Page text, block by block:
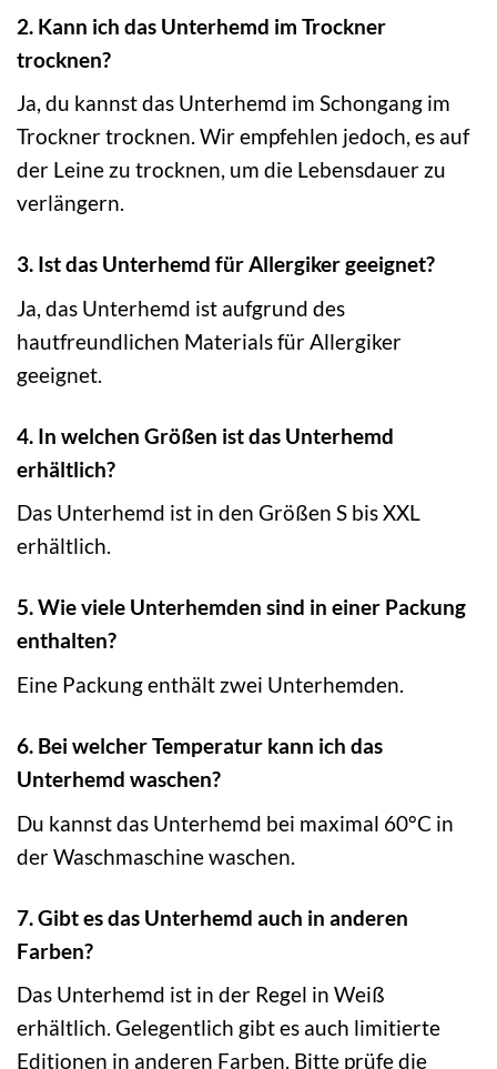
2. Kann ich das Unterhemd im Trockner
trocknen?
Ja, du kannst das Unterhemd im Schongang im
Trockner trocknen. Wir empfehlen jedoch, es auf
der Leine zu trocknen, um die Lebensdauer zu
verlängern.
3. Ist das Unterhemd für Allergiker geeignet?
Ja, das Unterhemd ist aufgrund des
hautfreundlichen Materials für Allergiker
geeignet.
4. In welchen Größen ist das Unterhemd
erhältlich?
Das Unterhemd ist in den Größen S bis XXL
erhältlich.
5. Wie viele Unterhemden sind in einer Packung
enthalten?
Eine Packung enthält zwei Unterhemden.
6. Bei welcher Temperatur kann ich das
Unterhemd waschen?
Du kannst das Unterhemd bei maximal 60°C in
der Waschmaschine waschen.
7. Gibt es das Unterhemd auch in anderen
Farben?
Das Unterhemd ist in der Regel in Weiß
erhältlich. Gelegentlich gibt es auch limitierte
Editionen in anderen Farben. Bitte prüfe die